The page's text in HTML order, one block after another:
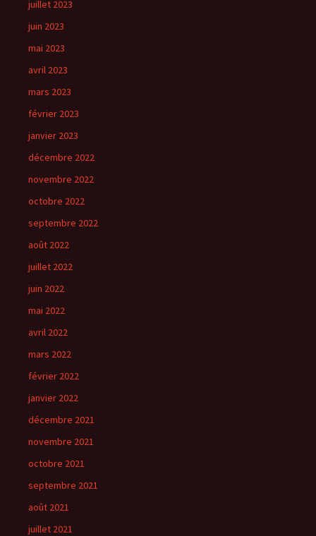
juillet 2023
juin 2023
mai 2023
avril 2023
mars 2023
février 2023
janvier 2023
décembre 2022
novembre 2022
octobre 2022
septembre 2022
août 2022
juillet 2022
juin 2022
mai 2022
avril 2022
mars 2022
février 2022
janvier 2022
décembre 2021
novembre 2021
octobre 2021
septembre 2021
août 2021
juillet 2021